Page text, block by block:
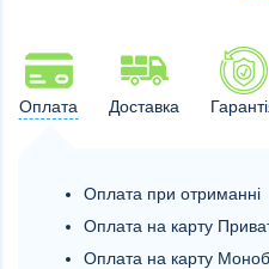
Оплата Доставка
Оплата при отриманні
Оплата на карту
Оплата на карту